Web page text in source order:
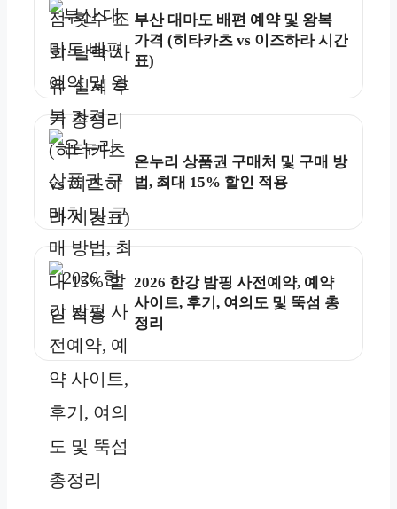
부산 대마도 배편 예약 및 왕복
가격 (히타카츠 vs 이즈하라 시간
표)
온누리 상품권 구매처 및 구매 방
법, 최대 15% 할인 적용
2026 한강 밤핑 사전예약, 예약
사이트, 후기, 여의도 및 뚝섬 총
정리